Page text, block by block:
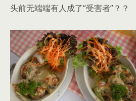
头前无端端有人成了“受害者”？？